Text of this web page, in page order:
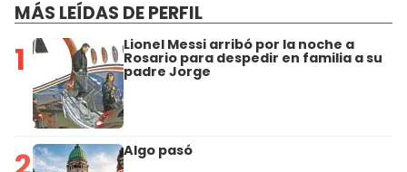
MÁS LEÍDAS DE PERFIL
1 Lionel Messi arribó por la noche a
Rosario para despedir en familia a su
padre Jorge
Algo pasó